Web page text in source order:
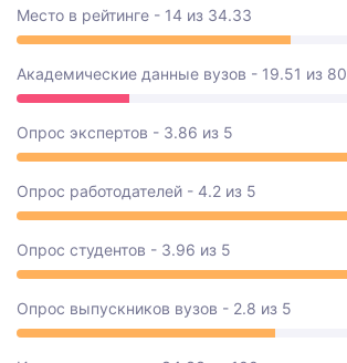
Место в рейтинге - 14 из 34.33
Академические данные вузов - 19.51 из 80
Опрос экспертов - 3.86 из 5
Опрос работодателей - 4.2 из 5
Опрос студентов - 3.96 из 5
Опрос выпускников вузов - 2.8 из 5